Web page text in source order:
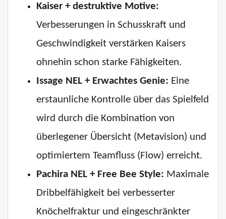
Kaiser + destruktive Motive:
Verbesserungen in Schusskraft und
Geschwindigkeit verstärken Kaisers
ohnehin schon starke Fähigkeiten.
Issage NEL + Erwachtes Genie: Eine
erstaunliche Kontrolle über das Spielfeld
wird durch die Kombination von
überlegener Übersicht (Metavision) und
optimiertem Teamfluss (Flow) erreicht.
Pachira NEL + Free Bee Style: Maximale
Dribbelfähigkeit bei verbesserter
Knöchelfraktur und eingeschränkter